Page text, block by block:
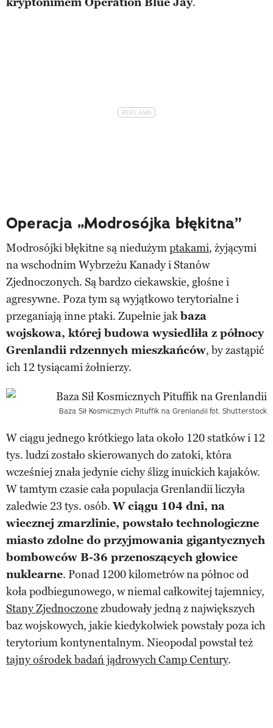
Operacja „Modrosójka błękitna”
Modrosójki błękitne są niedużymptakami, żyjącymi
na wschodnim Wybrzeżu Kanady i Stanów
Zjednoczonych. Są bardzo ciekawskie, głośne i
agresywne. Poza tym są wyjątkowo terytorialne i
przeganiają inne ptaki. Zupełnie jakbaza
wojskowa, której budowa wysiedliła z północy
Grenlandii rdzennych mieszkańców, by zastąpić
ich 12 tysiącami żołnierzy.
Baza Sił Kosmicznych Pituffik na Grenlandii fot. Shutterstock
W ciągu jednego krótkiego lata około 120 statków i 12
tys. ludzi zostało skierowanych do zatoki, która
wcześniej znała jedynie cichy ślizg inuickich kajaków.
W tamtym czasie cała populacja Grenlandii liczyła
zaledwie 23 tys. osób.W ciągu 104 dni, na
wiecznej zmarzlinie, powstało technologiczne
miasto zdolne do przyjmowania gigantycznych
bombowców B-36 przenoszących głowice
nuklearne. Ponad 1200 kilometrów na północ od
koła podbiegunowego, w niemal całkowitej tajemnicy,
Stany Zjednoczone zbudowały jedną z największych
baz wojskowych, jakie kiedykolwiek powstały poza ich
terytorium kontynentalnym. Nieopodal powstał też
tajny ośrodek badań jądrowych Camp Century.